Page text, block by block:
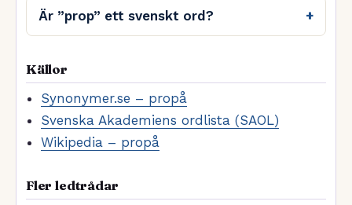
Är ”prop” ett svenskt ord?
Källor
Synonymer.se – propå
Svenska Akademiens ordlista (SAOL)
Wikipedia – propå
Fler ledtrådar